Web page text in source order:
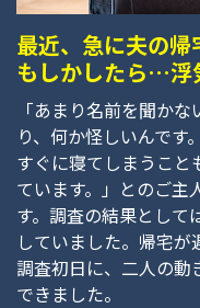
最近、急に夫の帰
もしかしたら…浮
「あまり名前を聞か
り、何か怪しいんです
すぐに寝てしまうこと
ています。」とのご主
す。調査の結果として
していました。帰宅が
調査初日に、二人の動
できました。